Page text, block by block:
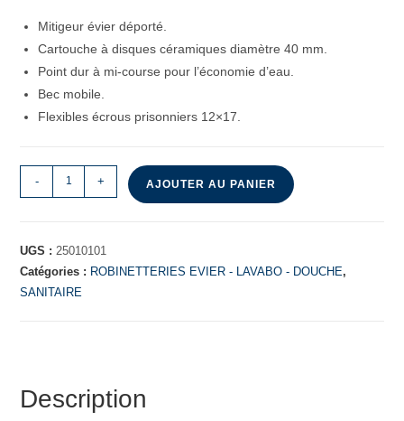
Mitigeur évier déporté.
Cartouche à disques céramiques diamètre 40 mm.
Point dur à mi-course pour l’économie d’eau.
Bec mobile.
Flexibles écrous prisonniers 12×17.
- + AJOUTER AU PANIER
UGS : 25010101
Catégories : ROBINETTERIES EVIER - LAVABO - DOUCHE,
SANITAIRE
Description